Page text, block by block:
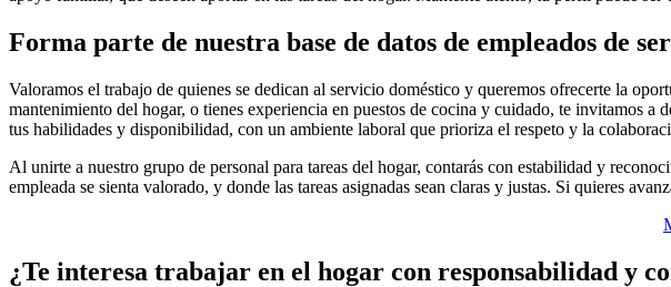
Forma parte de nuestra base de datos de empleados de
Valoramos el trabajo de quienes se dedican al servicio doméstico y queremos ofrecerte la
mantenimiento del hogar, o tienes experiencia en puestos de cocina y cuidado, te invitamos a
tus habilidades y disponibilidad, con un ambiente laboral que prioriza el respeto y la
Al unirte a nuestro grupo de personal para tareas del hogar, contarás con estabilidad y
empleada se sienta valorado, y donde las tareas asignadas sean claras y justas. Si quieres
¿Te interesa trabajar en el hogar con responsabilidad y